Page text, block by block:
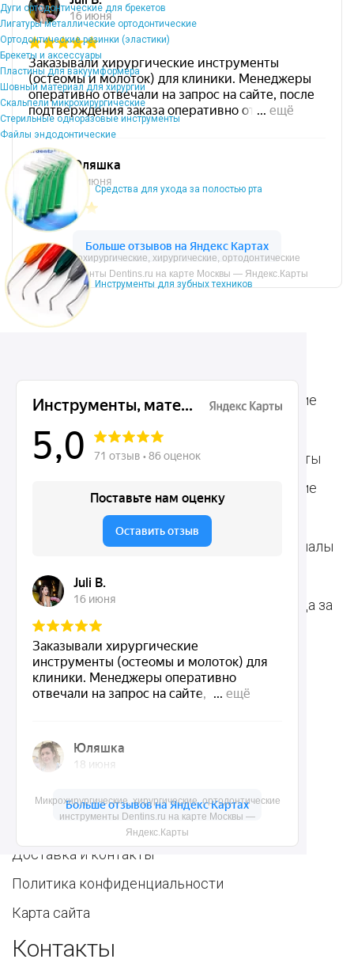
Дуги ортодонтические для брекетов
Лигатуры металлические ортодонтические
Ортодонтические резинки (эластики)
Брекеты и аксессуары
Пластины для вакуумформера
Шовный материал для хирургии
Скальпели микрохирургические
Стерильные одноразовые инструменты
Файлы эндодонтические
Средства для ухода за полостью рта
Инструменты для зубных техников
Микрохирургические, хирургические, ортодонтические
инструменты Dentins.ru на карте Москвы —
Яндекс.Карты
Микрохирургические, хирургические, ортодонтические
инструменты Dentins.ru на карте Москвы — Яндекс.Карты
Популярные наборы
Хирургические
инструменты
Ортодонтические
инструменты
Терапевтические
инструменты
Ортопедические
инструменты
Стоматологические
Общие инструменты
Стоматологические
материалы
Расходные материалы
Средства для ухода за
Зубным техникам
Dentins.ru
Акции
Доставка и контакты
Политика конфиденциальности
Карта сайта
Контакты